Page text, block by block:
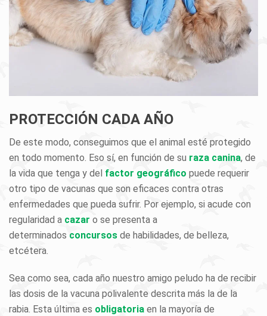
PROTECCIÓN CADA AÑO
De este modo, conseguimos que el animal esté protegido
en todo momento. Eso sí, en función de su raza canina, de
la vida que tenga y del factor geográfico puede requerir
otro tipo de vacunas que son eficaces contra otras
enfermedades que pueda sufrir. Por ejemplo, si acude con
regularidad a cazar o se presenta a
determinados concursos de habilidades, de belleza,
etcétera.
Sea como sea, cada año nuestro amigo peludo ha de recibir
las dosis de la vacuna polivalente descrita más la de la
rabia. Esta última es obligatoria en la mayoría de